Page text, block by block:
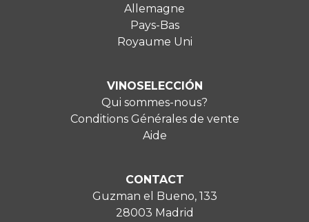
Allemagne
Pays-Bas
Royaume Uni
VINOSELECCIÓN
Qui sommes-nous?
Conditions Générales de vente
Aide
CONTACT
Guzman el Bueno, 133
28003 Madrid